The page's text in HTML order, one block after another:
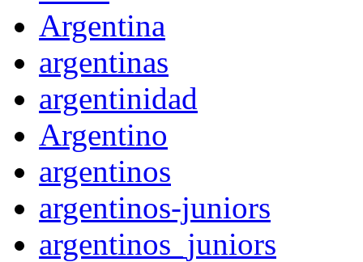
Argentina
argentinas
argentinidad
Argentino
argentinos
argentinos-juniors
argentinos_juniors